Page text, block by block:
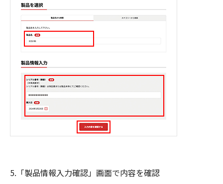
5.「製品情報入力確認」画面で内容を確認